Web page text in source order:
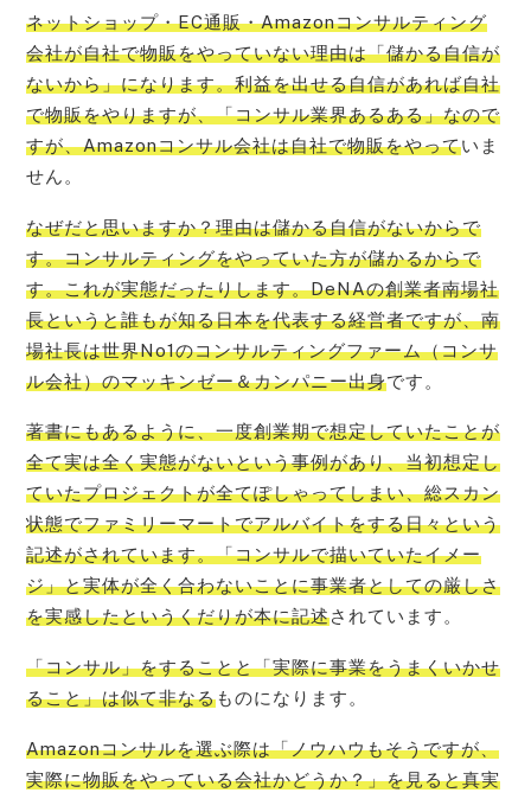
ネットショップ・EC通販・Amazonコンサルティング
会社が自社で物販をやっていない理由は「儲かる自信が
ないから」になります。利益を出せる自信があれば自社
で物販をやりますが、「コンサル業界あるある」なので
すが、Amazonコンサル会社は自社で物販をやっていま
せん。
なぜだと思いますか？理由は儲かる自信がないからで
す。コンサルティングをやっていた方が儲かるからで
す。これが実態だったりします。DeNAの創業者南場社
長というと誰もが知る日本を代表する経営者ですが、南
場社長は世界No1のコンサルティングファーム（コンサ
ル会社）のマッキンゼー＆カンパニー出身です。
著書にもあるように、一度創業期で想定していたことが
全て実は全く実態がないという事例があり、当初想定し
ていたプロジェクトが全てぽしゃってしまい、総スカン
状態でファミリーマートでアルバイトをする日々という
記述がされています。「コンサルで描いていたイメー
ジ」と実体が全く合わないことに事業者としての厳しさ
を実感したというくだりが本に記述されています。
「コンサル」をすることと「実際に事業をうまくいかせ
ること」は似て非なるものになります。
Amazonコンサルを選ぶ際は「ノウハウもそうですが、
実際に物販をやっている会社かどうか？」を見ると真実